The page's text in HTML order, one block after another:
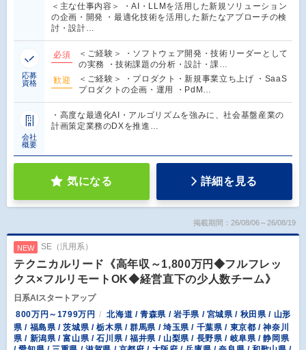
＜主な仕事内容＞ ・AI・LLMを活用した新規ソリューション
の企画・開発 ・最適化技術を活用した新たなアプローチの検
討・設計…
応募
資格
必須
＜ご経験＞ ・ソフトウェア開発・技術リーダーとして
の実務 ・技術課題の分析・設計・課…
歓迎
＜ご経験＞ ・プロダクト・新規事業立ち上げ ・SaaS
プロダクトの企画・運用 ・PdM…
会社
概要
・高度な最適化AI・アルゴリズムを強みに、社会基盤産業の
計画策定業務のDXを推進…
気になる 詳細を見る
掲載期間：26/08/06～26/08/19
NEW SE（汎用系）
テクニカルリード《高年収～1,800万円◆フルフレッ
クス×フルリモートOK◆経営直下の少人数チーム》
日系AIスタートアップ
800万円～1799万円
北海道 / 青森県 / 岩手県 / 宮城県 / 秋田県 / 山形
県 / 福島県 / 茨城県 / 栃木県 / 群馬県 / 埼玉県 / 千葉県 / 東京都 / 神奈川
県 / 新潟県 / 富山県 / 石川県 / 福井県 / 山梨県 / 長野県 / 岐阜県 / 静岡県